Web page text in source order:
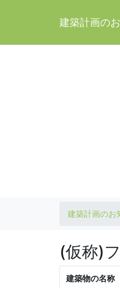
建築計画の
建築計画のお
(仮称)
建築物の名称